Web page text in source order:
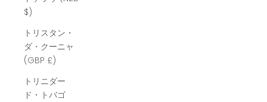
$)
トリスタン・
ダ・クーニャ
(GBP £)
トリニダー
ド・トバゴ